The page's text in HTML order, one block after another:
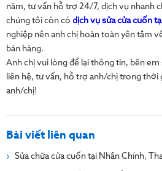
năm, tư vấn hỗ trợ 24/7, dịch vụ nhanh
chúng tôi còn có dịch vụ sửa cửa cuốn
nghiệp nên anh chị hoàn toàn yên tâm
bán hàng.
Anh chị vui lòng để lại thông tin, bên
liên hệ, tư vấn, hỗ trợ anh/chị trong thời
anh/chị!
Bài viết liên quan
Sửa chữa cửa cuốn tại Nhân Chính,